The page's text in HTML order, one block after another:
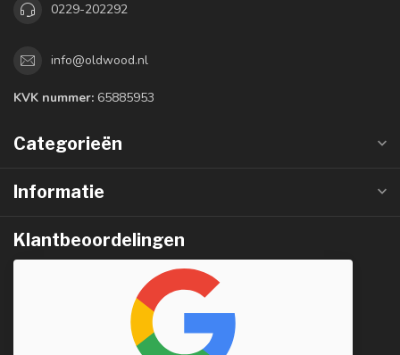
0229-202292
info@oldwood.nl
KVK nummer: 65885953
Categorieën
Informatie
Klantbeoordelingen